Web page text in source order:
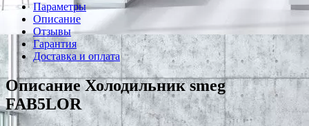
Параметры
Описание
Отзывы
Гарантия
Доставка и оплата
Описание Холодильник smeg
FAB5LOR